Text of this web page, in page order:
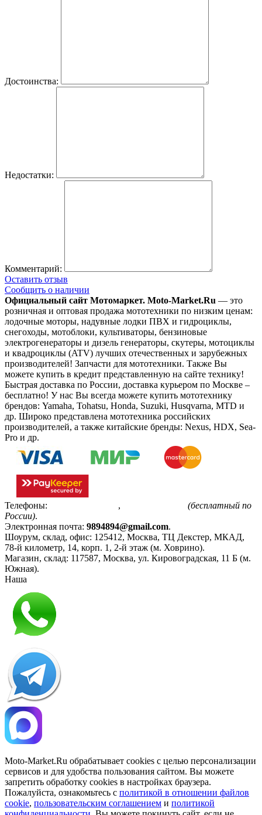
Достоинства:
Недостатки:
Комментарий:
Оставить отзыв
Сообщить о наличии
Официальный сайт Мотомаркет. Moto-Market.Ru — это
розничная и оптовая продажа мототехники по низким ценам:
лодочные моторы, надувные лодки ПВХ и гидроциклы,
снегоходы, мотоблоки, культиваторы, бензиновые
электрогенераторы и дизель генераторы, скутеры, мотоциклы
и квадроциклы (ATV) лучших отечественных и зарубежных
производителей! Запчасти для мототехники. Также Вы
можете купить в кредит представленную на сайте технику!
Быстрая доставка по России, доставка курьером по Москве –
бесплатно! У нас Вы всегда можете купить мототехнику
брендов: Yamaha, Tohatsu, Honda, Suzuki, Husqvarna, MTD и
др. Широко представлена мототехника российских
производителей, а также китайские бренды: Nexus, HDX, Sea-
Pro и др.
Телефоны: ,
(бесплатный по
России).
Электронная почта: 9894894@gmail.com.
Шоурум, склад, офис: 125412, Москва, ТЦ Декстер, МКАД,
78-й километр, 14, корп. 1, 2-й этаж (м. Ховрино).
Магазин, склад: 117587, Москва, ул. Кировоградская, 11 Б (м.
Южная).
Наша
Moto-Market.Ru обрабатывает сookies с целью персонализации
сервисов и для удобства пользования сайтом. Вы можете
запретить обработку сookies в настройках браузера.
Пожалуйста, ознакомьтесь с политикой в отношении файлов
cookie, пользовательским соглашением и политикой